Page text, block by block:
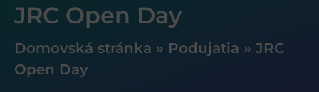
JRC Open Day
Domovská stránka » Podujatia » JRC
Open Day